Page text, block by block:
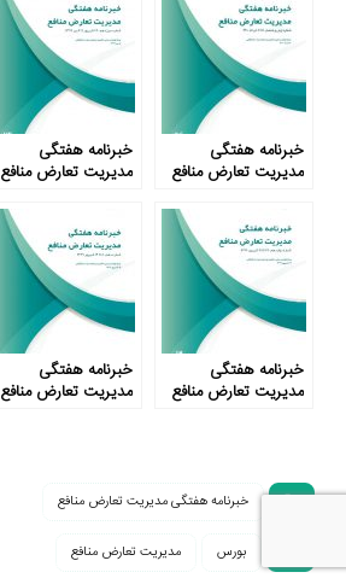
خبرنامه هفتگی
مدیریت تعارض منافع
خبرنامه هفتگی
مدیریت تعارض منافع
خبرنامه هفتگی
مدیریت تعارض منافع
خبرنامه هفتگی
مدیریت تعارض منافع
خبرنامه هفتگی مدیریت تعارض منافع
بورس مدیریت تعارض منافع